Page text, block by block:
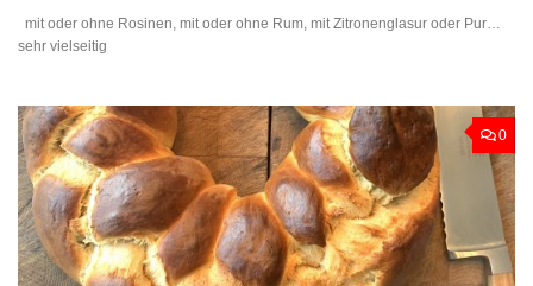
mit oder ohne Rosinen, mit oder ohne Rum, mit Zitronenglasur oder Pur…
sehr vielseitig
0